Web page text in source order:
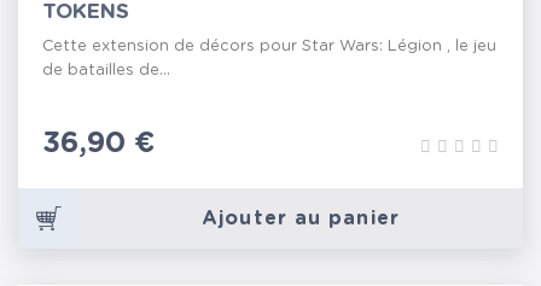
TOKENS
Cette extension de décors pour Star Wars: Légion , le jeu
de batailles de...
Prix
36,90 €
Ajouter au panier